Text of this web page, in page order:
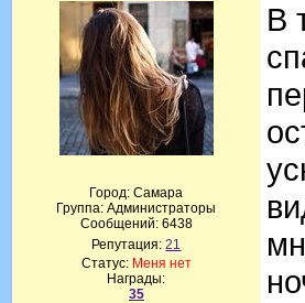
Город: Самара
Группа: Администраторы
Сообщений: 6438
Репутация:21
Статус: Меня нет
Награды:
35
В